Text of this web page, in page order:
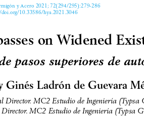
on Widened
pasos superiores de
Ginés Ladrón de Guevara
Director. MC2 Estudio de Ingeniería
Director. MC2 Estudio de Ingeniería (Typsa
y Acero 2021; 72(294/295):279-286
10.33586/hya.2021.3046